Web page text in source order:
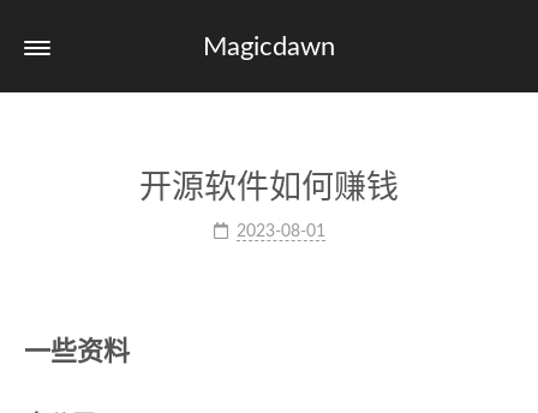
Magicdawn
开源软件如何赚钱
2023-08-01
一些资料